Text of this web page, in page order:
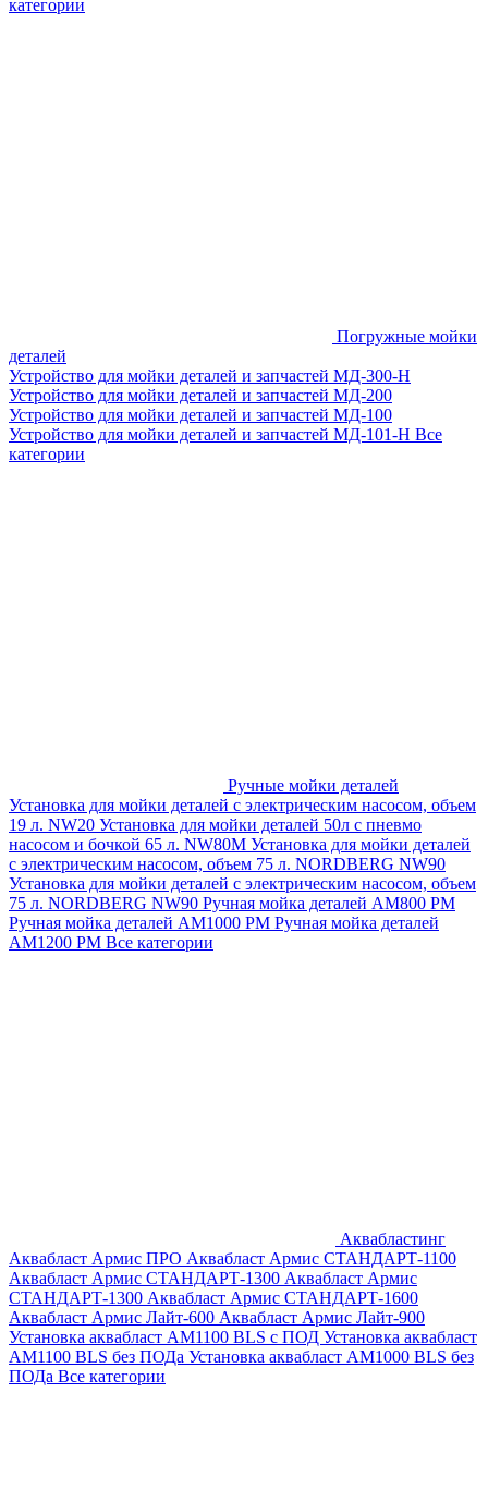
категории
Погружные мойки
деталей
Устройство для мойки деталей и запчастей МД-300-H
Устройство для мойки деталей и запчастей МД-200
Устройство для мойки деталей и запчастей МД-100
Устройство для мойки деталей и запчастей МД-101-Н Все
категории
Ручные мойки деталей
Установка для мойки деталей с электрическим насосом, объем
19 л. NW20 Установка для мойки деталей 50л с пневмо
насосом и бочкой 65 л. NW80M Установка для мойки деталей
с электрическим насосом, объем 75 л. NORDBERG NW90
Установка для мойки деталей с электрическим насосом, объем
75 л. NORDBERG NW90 Ручная мойка деталей АМ800 РМ
Ручная мойка деталей АМ1000 РМ Ручная мойка деталей
АМ1200 РМ Все категории
Аквабластинг
Аквабласт Армис ПРО Аквабласт Армис СТАНДАРТ-1100
Аквабласт Армис СТАНДАРТ-1300 Аквабласт Армис
СТАНДАРТ-1300 Аквабласт Армис СТАНДАРТ-1600
Аквабласт Армис Лайт-600 Аквабласт Армис Лайт-900
Установка аквабласт AM1100 BLS с ПОД Установка аквабласт
AM1100 BLS без ПОДа Установка аквабласт AM1000 BLS без
ПОДа Все категории